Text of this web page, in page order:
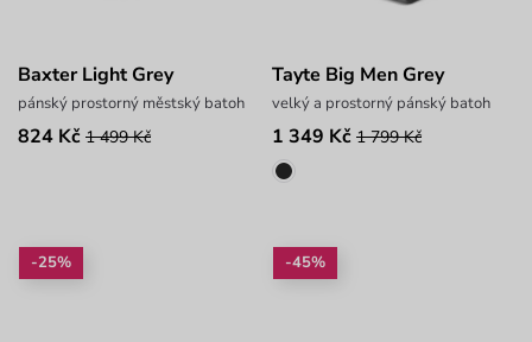
Baxter Light Grey
pánský prostorný městský batoh
824 Kč 1 499 Kč
Tayte Big Men Grey
velký a prostorný pánský batoh
1 349 Kč 1 799 Kč
-25% -45%